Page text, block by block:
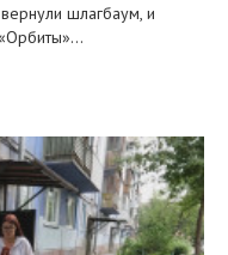
шлагбаум, и